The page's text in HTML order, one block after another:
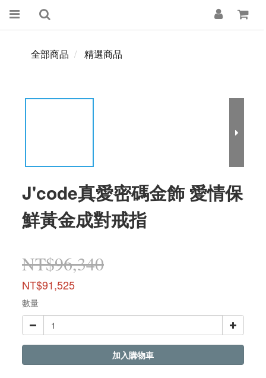
全部商品 精選商品
J'code真愛密碼金飾 愛情保
鮮黃金成對戒指
NT$96,340
NT$91,525
數量
加入購物車